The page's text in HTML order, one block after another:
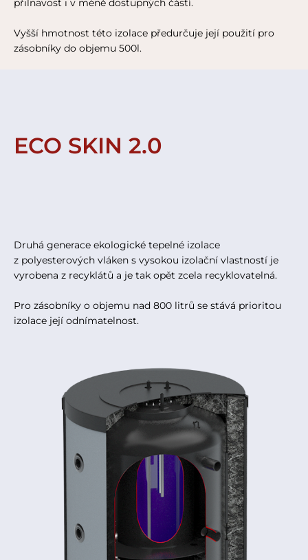
přilnavost i v méně dostupných částí.
Vyšší hmotnost této izolace předurčuje její použití pro
zásobníky do objemu 500l.
ECO SKIN 2.0
Druhá generace ekologické tepelné izolace
z polyesterových vláken s vysokou izolační vlastností je
vyrobena z recyklátů a je tak opět zcela recyklovatelná.
Pro zásobníky o objemu nad 800 litrů se stává prioritou
izolace její odnímatelnost.